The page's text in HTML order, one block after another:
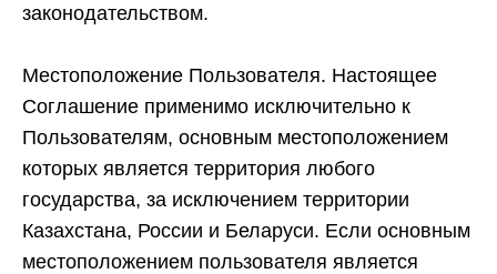
законодательством.
Местоположение Пользователя. Настоящее
Соглашение применимо исключительно к
Пользователям, основным местоположением
которых является территория любого
государства, за исключением территории
Казахстана, России и Беларуси. Если основным
местоположением пользователя является